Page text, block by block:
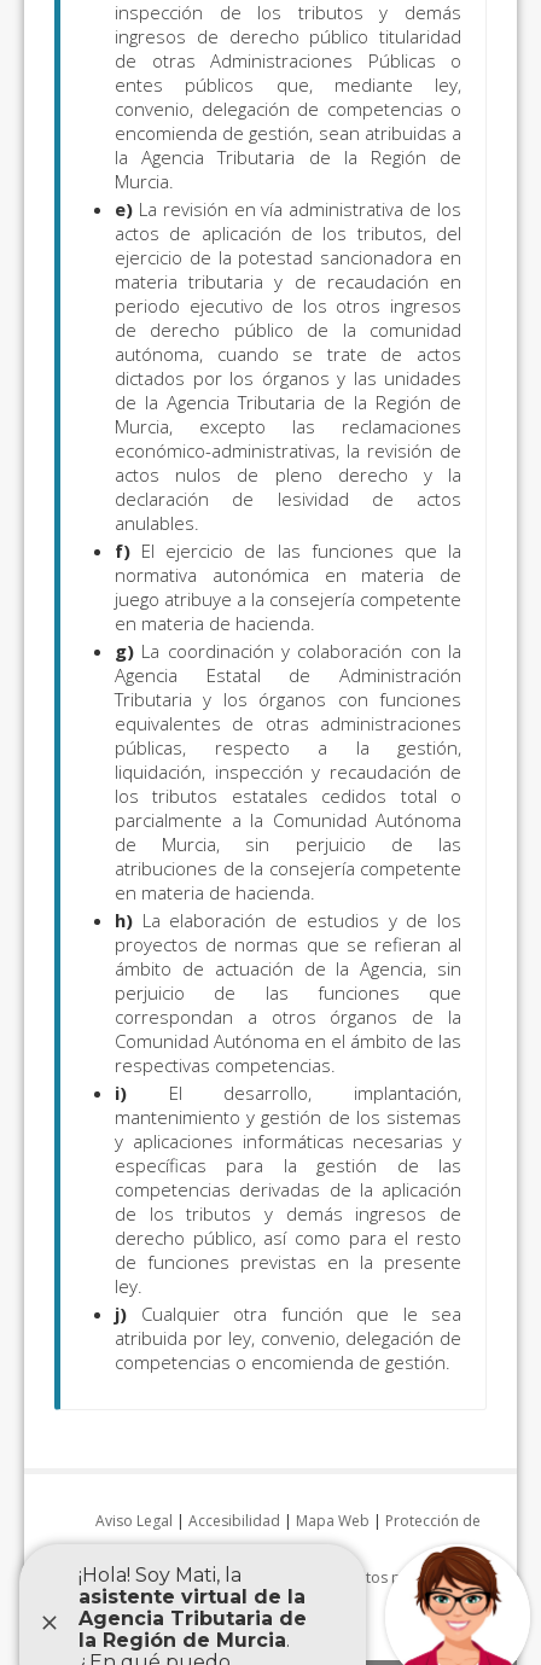
inspección de los tributos y demás
ingresos de derecho público titularidad
de otras Administraciones Públicas o
entes públicos que, mediante ley,
convenio, delegación de competencias o
encomienda de gestión, sean atribuidas a
la Agencia Tributaria de la Región de
Murcia.
e) La revisión en vía administrativa de los
actos de aplicación de los tributos, del
ejercicio de la potestad sancionadora en
materia tributaria y de recaudación en
periodo ejecutivo de los otros ingresos
de derecho público de la comunidad
autónoma, cuando se trate de actos
dictados por los órganos y las unidades
de la Agencia Tributaria de la Región de
Murcia, excepto las reclamaciones
económico-administrativas, la revisión de
actos nulos de pleno derecho y la
declaración de lesividad de actos
anulables.
f) El ejercicio de las funciones que la
normativa autonómica en materia de
juego atribuye a la consejería competente
en materia de hacienda.
g) La coordinación y colaboración con la
Agencia Estatal de Administración
Tributaria y los órganos con funciones
equivalentes de otras administraciones
públicas, respecto a la gestión,
liquidación, inspección y recaudación de
los tributos estatales cedidos total o
parcialmente a la Comunidad Autónoma
de Murcia, sin perjuicio de las
atribuciones de la consejería competente
en materia de hacienda.
h) La elaboración de estudios y de los
proyectos de normas que se refieran al
ámbito de actuación de la Agencia, sin
perjuicio de las funciones que
correspondan a otros órganos de la
Comunidad Autónoma en el ámbito de las
respectivas competencias.
i) El desarrollo, implantación,
mantenimiento y gestión de los sistemas
y aplicaciones informáticas necesarias y
específicas para la gestión de las
competencias derivadas de la aplicación
de los tributos y demás ingresos de
derecho público, así como para el resto
de funciones previstas en la presente
ley.
j) Cualquier otra función que le sea
atribuida por ley, convenio, delegación de
competencias o encomienda de gestión.
Aviso Legal | Accesibilidad | Mapa Web | Protección de
datos personales|